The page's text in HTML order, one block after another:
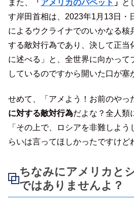
また、 「 アメリカのパペット 」 と
す岸田首相は、2023年1月13日・
によるウクライナでのいかなる核
する敵対行為であり、決して正当
に述べる」と、全世界に向かって
しているのですから開いた口が塞
せめて、「アメよう！お前のやっ
に対する敵対行為だよな？全人類
「その上で、ロシアを非難しよう
らいは言ってほしかったですけど
ちなみにアメリカと
ではありませんよ？